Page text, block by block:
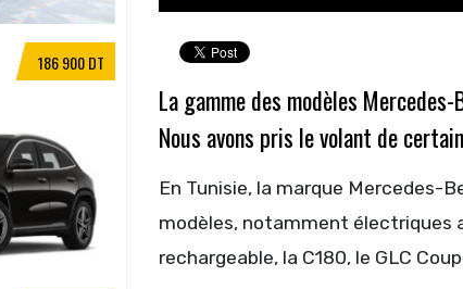
La gamme des modèles
Nous avons pris le volant de
En Tunisie, la marque Mercedes-
modèles, notamment électriques
rechargeable, la C180, le GLC
186 900 DT